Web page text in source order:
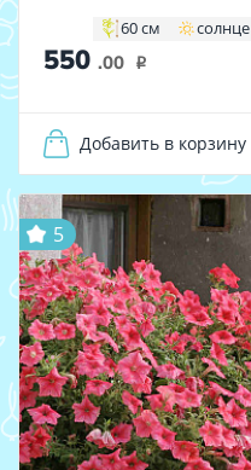
60 см солнце
550 .00 i
Добавить в корзину
5